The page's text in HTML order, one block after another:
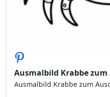
Ausmalbild Krabbe zum
Ausmalbild Krabbe zum